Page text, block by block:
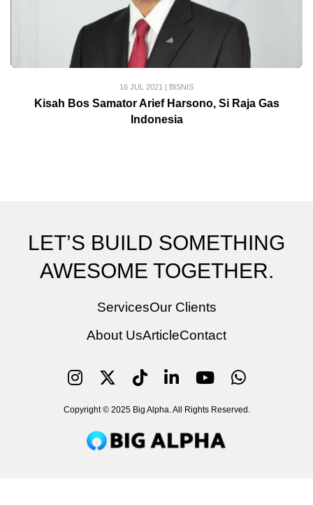
16 JUL 2021 | BISNIS
Kisah Bos Samator Arief Harsono, Si Raja Gas
Indonesia
LET’S BUILD SOMETHING
AWESOME TOGETHER.
ServicesOur Clients
About UsArticleContact
Copyright © 2025 Big Alpha. All Rights Reserved.